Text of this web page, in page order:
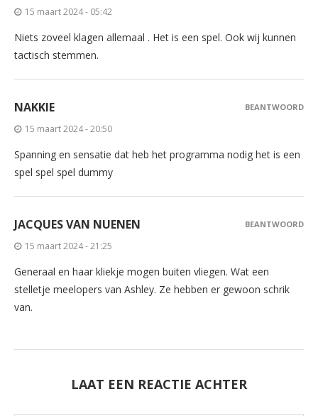
15 maart 2024 - 05:42
Niets zoveel klagen allemaal . Het is een spel. Ook wij kunnen
tactisch stemmen.
NAKKIE
15 maart 2024 - 20:50
Spanning en sensatie dat heb het programma nodig het is een
spel spel spel dummy
BEANTWOORD
JACQUES VAN NUENEN
15 maart 2024 - 21:25
Generaal en haar kliekje mogen buiten vliegen. Wat een
stelletje meelopers van Ashley. Ze hebben er gewoon schrik
van.
BEANTWOORD
LAAT EEN REACTIE ACHTER